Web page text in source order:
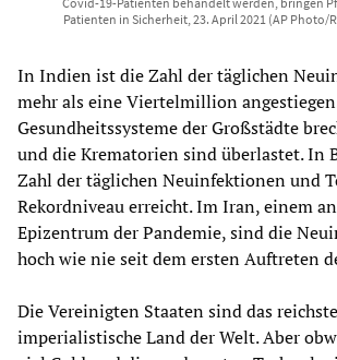
Patienten in Sicherheit, 23. April 2021 (AP Photo/
In Indien ist die Zahl der täglichen
mehr als eine Viertelmillion
Gesundheitssysteme der Großstädte
und die Krematorien sind überlastet. In
Zahl der täglichen Neuinfektionen und
Rekordniveau erreicht. Im Iran, einem
Epizentrum der Pandemie, sind die
hoch wie nie seit dem ersten Auftreten
Die Vereinigten Staaten sind das
imperialistische Land der Welt. Aber